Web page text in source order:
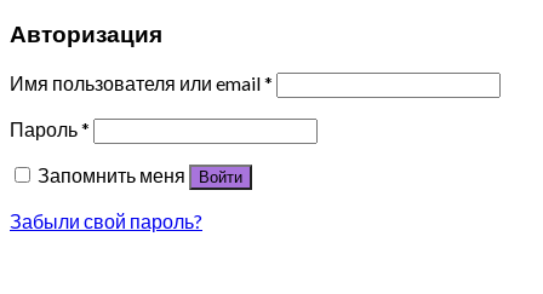
Авторизация
Имя пользователя или email*
Пароль*
Запомнить меня
Войти
Забыли свой пароль?